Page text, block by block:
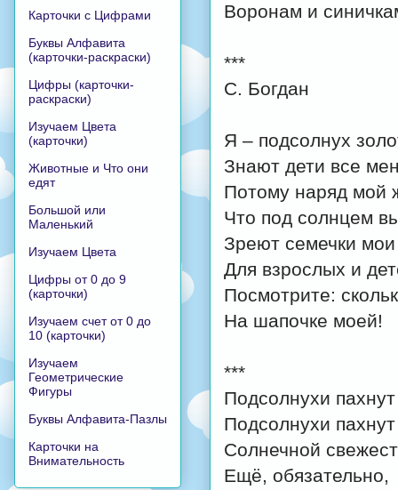
Воронам и
***
С. Богдан
Я – подсолнух
Знают дети все
Потому наряд мой
Что под солнцем
Зреют семечки мои
Для взрослых и
Посмотрите:
На шапочке моей!
***
Подсолнухи пахнут
Подсолнухи пахнут
Солнечной
Ещё, обязательно,
Карточки с Цифрами
Буквы Алфавита
(карточки-раскраски)
Цифры (карточки-
раскраски)
Изучаем Цвета
(карточки)
Животные и Что они
едят
Большой или
Маленький
Изучаем Цвета
Цифры от 0 до 9
(карточки)
Изучаем счет от 0 до
10 (карточки)
Изучаем
Геометрические
Фигуры
Буквы Алфавита-Пазлы
Карточки на
Внимательность